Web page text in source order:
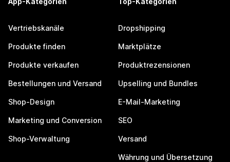
Vertriebskanäle
Produkte finden
Produkte verkaufen
Bestellungen und Versand
Shop-Design
Marketing und Conversion
Shop-Verwaltung
Dropshipping
Marktplätze
Produktrezensionen
Upselling und Bundles
E-Mail-Marketing
SEO
Versand
Währung und Übersetzung